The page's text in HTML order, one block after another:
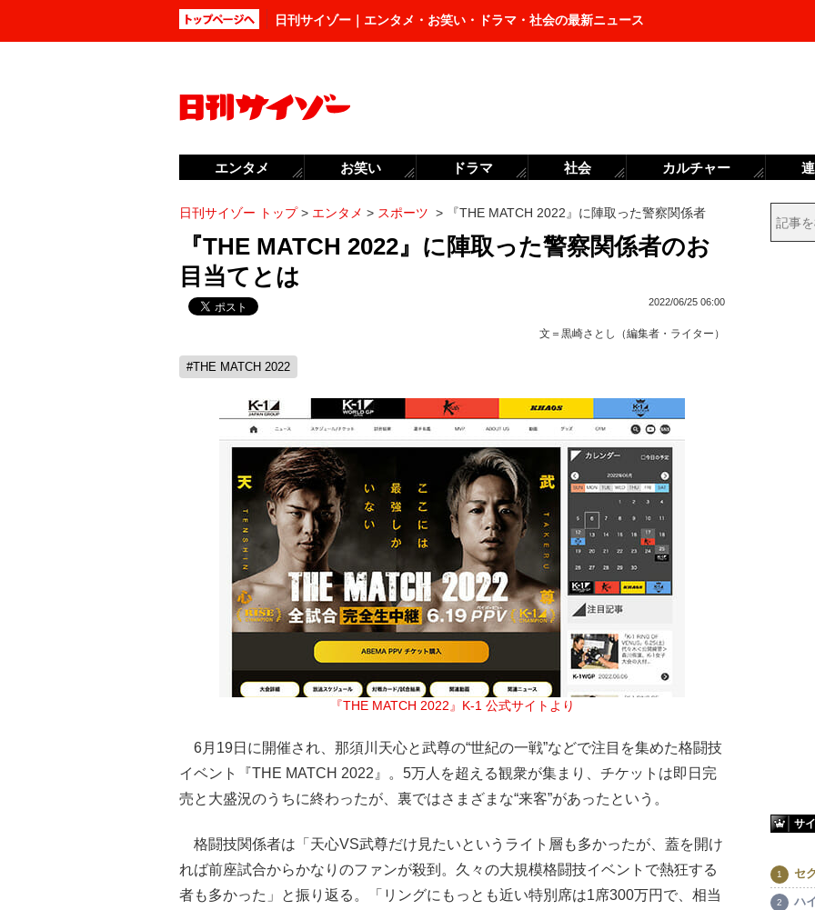
日刊サイゾー｜エンタメ・お笑い・ドラマ・社会の最新ニュース
日刊サイゾー トップ> エンタメ > スポーツ > 『THE MATCH 2022』に陣取った警察関係者
『THE MATCH 2022』に陣取った警察関係者のお
目当てとは
2022/06/25 06:00
文＝ 黒崎さとし（編集者・ライター）
#THE MATCH 2022
『THE MATCH 2022』K-1 公式サイトより
6月19日に開催され、那須川天心と武尊の“世紀の一戦”などで注目を集めた格闘技
イベント『THE MATCH 2022』。5万人を超える観衆が集まり、チケットは即日完
売と大盛況のうちに終わったが、裏ではさまざまな“来客”があったという。
格闘技関係者は「天心VS武尊だけ見たいというライト層も多かったが、蓋を開け
れば前座試合からかなりのファンが殺到。久々の大規模格闘技イベントで熱狂する
者も多かった」と振り返る。「リングにもっとも近い特別席は1席300万円で、相当
サ
セ
ハ
エンタメ お笑い ドラマ 社会 カルチャー